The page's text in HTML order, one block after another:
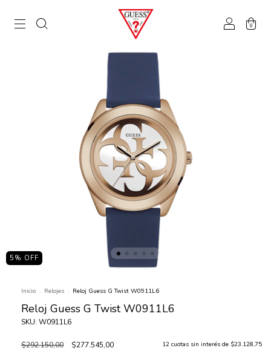
0
5 % OFF
Inicio . Relojes . Reloj Guess G Twist W0911L6
Reloj Guess G Twist W0911L6
SKU: W0911L6
$292.150,00 $277.545,00 12 cuotas sin interés de $23.128,75